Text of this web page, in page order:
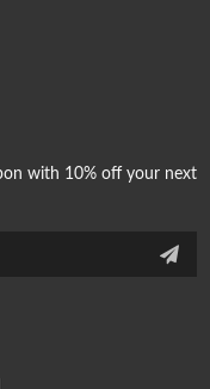
with 10% off your next